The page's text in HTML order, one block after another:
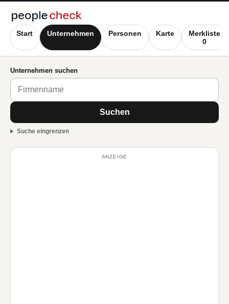
Start Unternehmen Personen Karte
Merkliste
0
Unternehmen suchen
Suchen
Suche eingrenzen
ANZEIGE